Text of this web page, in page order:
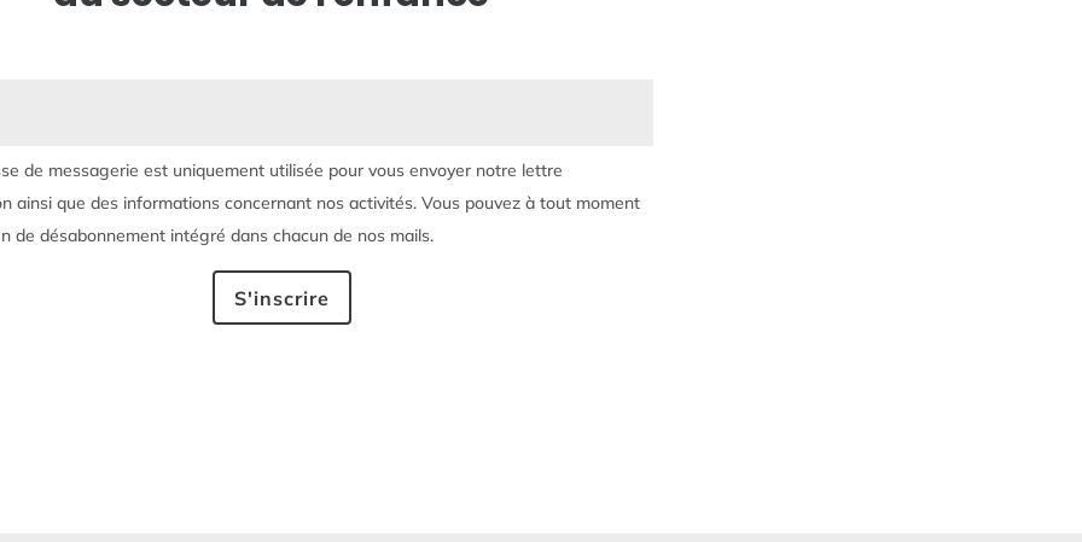
de messagerie est uniquement utilisée pour vous envoyer notre lettre
ainsi que des informations concernant nos activités. Vous pouvez à tout moment
de désabonnement intégré dans chacun de nos mails.